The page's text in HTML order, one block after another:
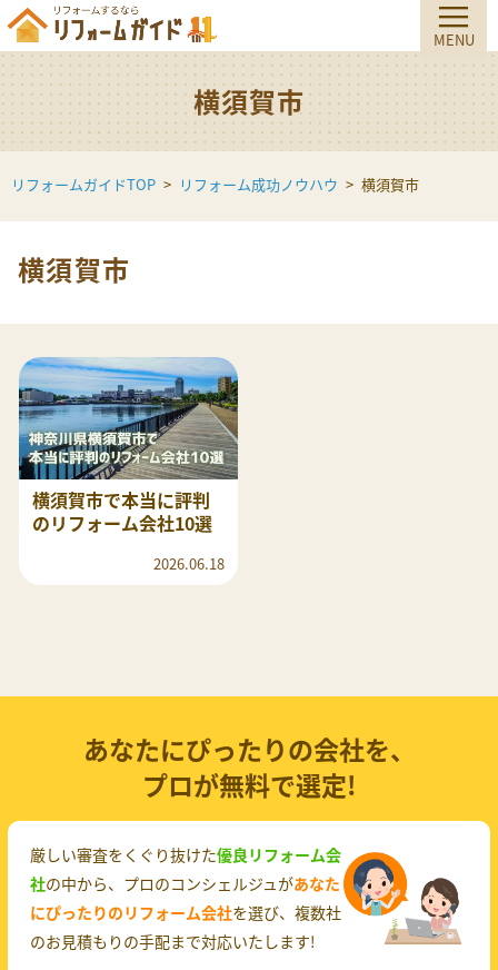
横須賀市
リフォームガイドTOP リフォーム成功ノウハウ 横須賀市
横須賀市
横須賀市で本当に評判
のリフォーム会社10選
2026.06.18
あなたにぴったりの会社を、
プロが無料で選定!
厳しい審査をくぐり抜けた優良リフォーム会
社の中から、プロのコンシェルジュがあなた
にぴったりのリフォーム会社を選び、複数社
のお見積もりの手配まで対応いたします!